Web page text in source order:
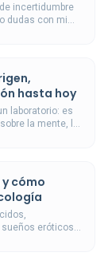
incertidumbre
dudas con mi
hasta hoy
laboratorio: es
la mente, la
y cómo
eróticos,